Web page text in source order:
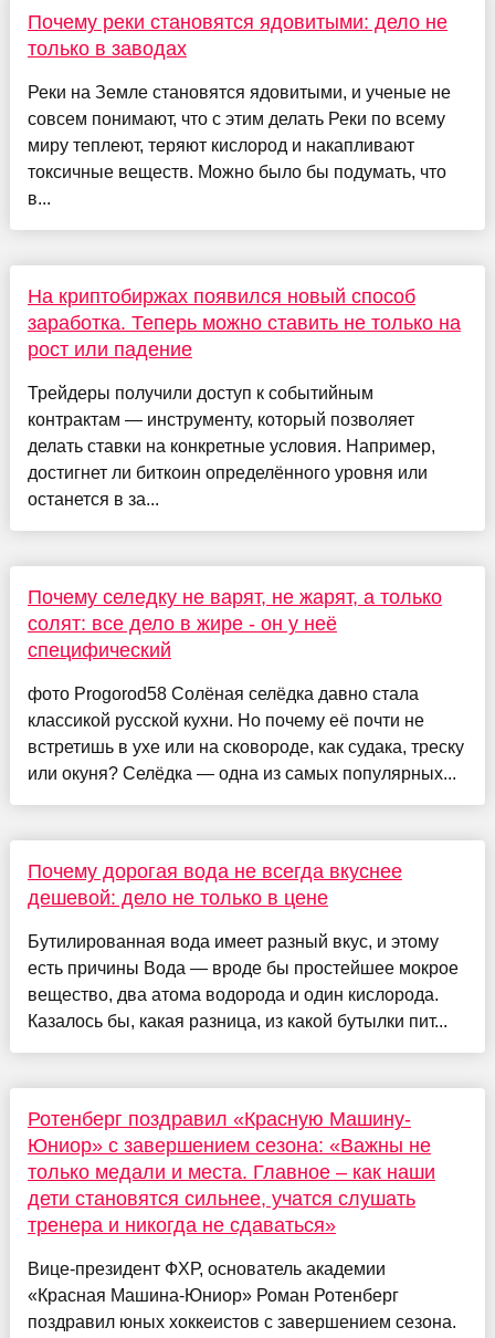
Почему реки становятся ядовитыми: дело не
только в заводах
Реки на Земле становятся ядовитыми, и ученые не
совсем понимают, что с этим делать Реки по всему
миру теплеют, теряют кислород и накапливают
токсичные веществ. Можно было бы подумать, что
в...
На криптобиржах появился новый способ
заработка. Теперь можно ставить не только на
рост или падение
Трейдеры получили доступ к событийным
контрактам — инструменту, который позволяет
делать ставки на конкретные условия. Например,
достигнет ли биткоин определённого уровня или
останется в за...
Почему селедку не варят, не жарят, а только
солят: все дело в жире - он у неё
специфический
фото Progorod58 Солёная селёдка давно стала
классикой русской кухни. Но почему её почти не
встретишь в ухе или на сковороде, как судака, треску
или окуня? Селёдка — одна из самых популярных...
Почему дорогая вода не всегда вкуснее
дешевой: дело не только в цене
Бутилированная вода имеет разный вкус, и этому
есть причины Вода — вроде бы простейшее мокрое
вещество, два атома водорода и один кислорода.
Казалось бы, какая разница, из какой бутылки пит...
Ротенберг поздравил «Красную Машину-
Юниор» с завершением сезона: «Важны не
только медали и места. Главное – как наши
дети становятся сильнее, учатся слушать
тренера и никогда не сдаваться»
Вице-президент ФХР, основатель академии
«Красная Машина-Юниор» Роман Ротенберг
поздравил юных хоккеистов с завершением сезона.